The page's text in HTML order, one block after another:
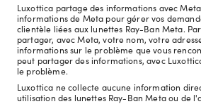
Luxottica partage des informations avec
informations de Meta pour gérer vos
clientèle liées aux lunettes Ray-Ban Meta.
partager, avec Meta, votre nom, votre
informations sur le problème que vous
peut partager des informations, avec
le problème.
Luxottica ne collecte aucune information
utilisation des lunettes Ray-Ban Meta ou de